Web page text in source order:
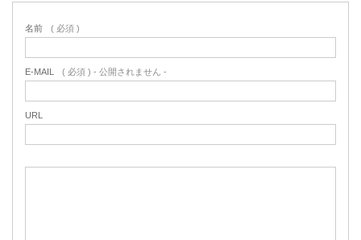
名前 ( 必須 )
E-MAIL ( 必須 ) - 公開されません -
URL